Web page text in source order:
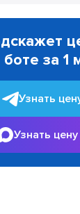
за 1
Узнать
Узнать